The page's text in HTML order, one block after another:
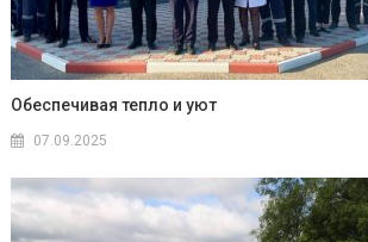
Обеспечивая тепло и уют
07.09.2025